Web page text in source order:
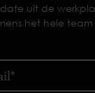
uit de
het hele team